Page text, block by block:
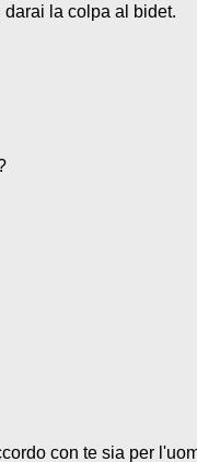
darai la colpa al bidet.
con te sia per